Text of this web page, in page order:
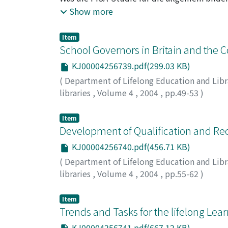
Schulern and Studenten fehlt weitgehend
Bind die meisten hilflos. Es scheint, dass
Seit den 90er-Jahren unternehmen
ist mehr als die Fahigkeit, den Internet-PC
Strategien, and zunachst erstmal darum,
Informationskompetenz die Fahigkeit,
in das eigene Wissen eingebaut werden
mit Strategien fur Lernarrangements
werden in der Bibliothek so prasentiert,
zum Zuhoren, zum Training am Computer
gerade deshalb in die Bibliothek kommen,
Show more
Item
School Governors in Britain and the
KJ00004256739.pdf(299.03 KB)
( Department of Lifelong Education and
libraries , Volume 4 , 2004 , pp.49-53 )
Item
Development of Qualification and
KJ00004256740.pdf(456.71 KB)
( Department of Lifelong Education and
libraries , Volume 4 , 2004 , pp.55-62 )
Item
Trends and Tasks for the lifelong